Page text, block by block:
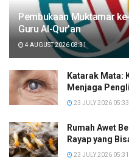
Pembukaan Muktamar
Guru Al-Qur’an
4 AUGUST 2026 08:31
Katarak Mata:
Menjaga
23 JULY 2026 05:33
Rumah Awet
Rayap yang
23 JULY 2026 05:31